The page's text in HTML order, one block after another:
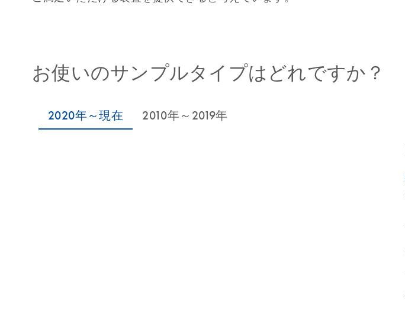
お使いのサンプルタイプはどれですか？